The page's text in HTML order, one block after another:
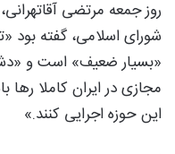
روز جمعه مرتضی
شورای اسلامی، گفته بود
«بسیار ضعیف» است و
مجازی در ایران کاملا رها
این حوزه اجرایی کنند.»